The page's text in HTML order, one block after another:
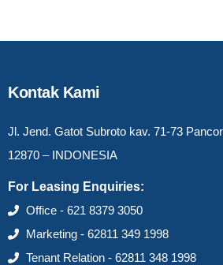
Kontak Kami
Jl. Jend. Gatot Subroto kav. 71-73
12870 – INDONESIA
For Leasing Enquiries:
Office - 621 8379 3050
Marketing - 62811 349 1998
Tenant Relation - 62811 348 1998